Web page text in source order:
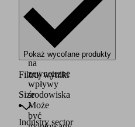
odporny
na
rozdzieranie
materiał,
odporny
na
zewnętrzne
wpływy
środowiska
Może
być
Pokaż wycofane produkty
Filtruj wyniki
Size
Industry sector